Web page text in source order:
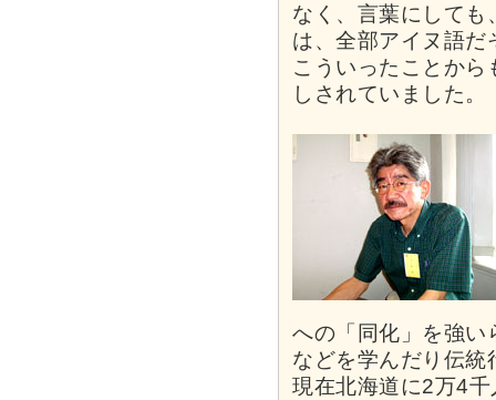
なく、言葉にしても
は、全部アイヌ語だ
こういったことか
しされていました。
への「同化」を強い
などを学んだり伝統
現在北海道に2万4